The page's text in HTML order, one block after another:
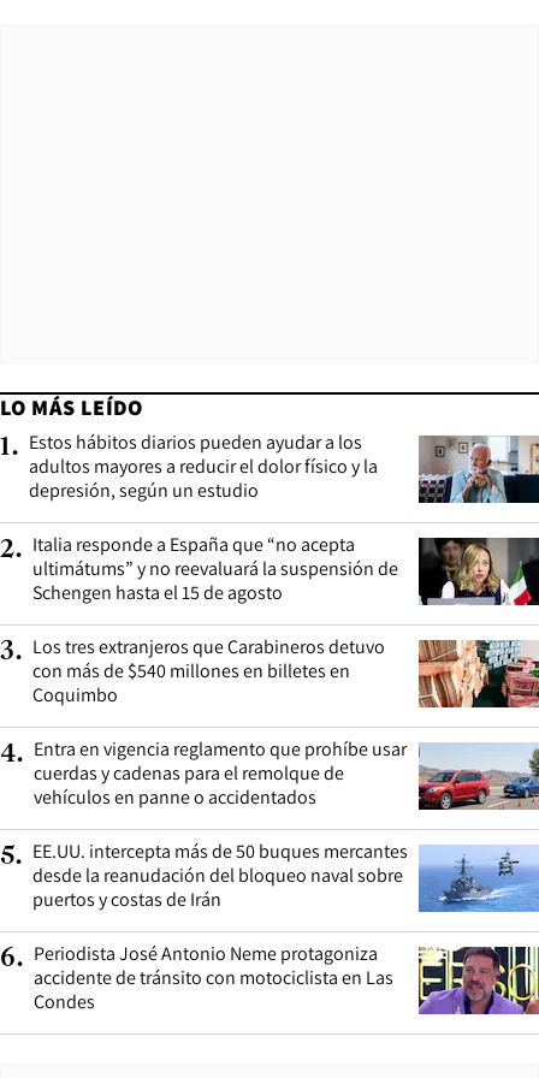
LO MÁS LEÍDO
1. Estos hábitos diarios pueden ayudar a los
adultos mayores a reducir el dolor físico y la
depresión, según un estudio
2. Italia responde a España que “no acepta
ultimátums” y no reevaluará la suspensión de
Schengen hasta el 15 de agosto
3. Los tres extranjeros que Carabineros detuvo
con más de $540 millones en billetes en
Coquimbo
4. Entra en vigencia reglamento que prohíbe usar
cuerdas y cadenas para el remolque de
vehículos en panne o accidentados
5. EE.UU. intercepta más de 50 buques mercantes
desde la reanudación del bloqueo naval sobre
puertos y costas de Irán
6. Periodista José Antonio Neme protagoniza
accidente de tránsito con motociclista en Las
Condes